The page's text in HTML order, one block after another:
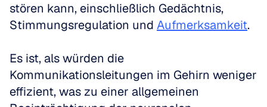
stören kann, einschließlich Gedächtnis,
Stimmungsregulation und Aufmerksamkeit.
Es ist, als würden die
Kommunikationsleitungen im Gehirn weniger
effizient, was zu einer allgemeinen